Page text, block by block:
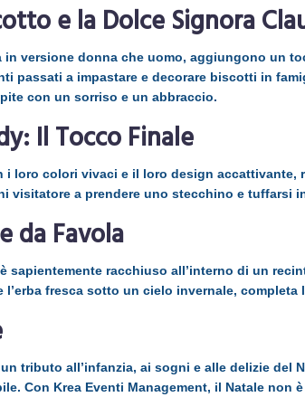
e la Dolce Signora
versione donna che uomo, aggiungono un
passati a impastare e decorare biscotti in
con un sorriso e un abbraccio.
Il Tocco Finale
i loro colori vivaci e il loro design
visitatore a prendere uno stecchino e tuffarsi
da Favola
sapientemente racchiuso all’interno di un
l’erba fresca sotto un cielo invernale,
tributo all’infanzia, ai sogni e alle delizie del
Con Krea Eventi Management, il Natale